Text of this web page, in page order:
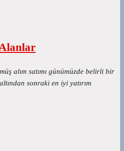
alım satımı günümüzde belirli bir
sonraki en iyi yatırım